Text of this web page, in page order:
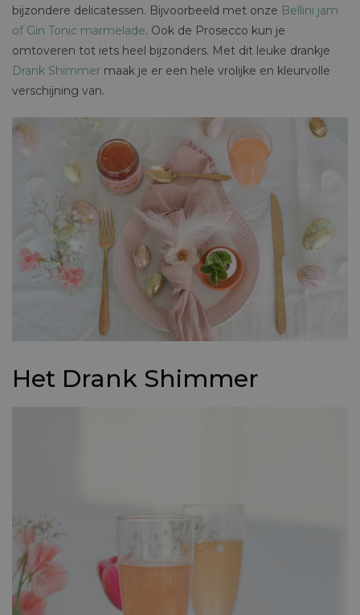
bijzondere delicatessen. Bijvoorbeeld met onze Bellini jam
of Gin Tonic marmelade. Ook de Prosecco kun je
omtoveren tot iets heel bijzonders. Met dit leuke drankje
Drank Shimmer maak je er een hele vrolijke en kleurvolle
verschijning van.
Het Drank Shimmer